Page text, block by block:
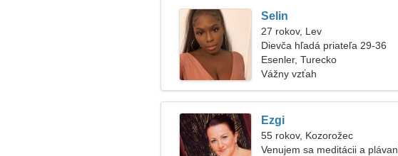
Selin
27 rokov, Lev
Dievča hľadá priateľa 29-36
Esenler, Turecko
Vážny vzťah
Ezgi
55 rokov, Kozorožec
Venujem sa meditácii a